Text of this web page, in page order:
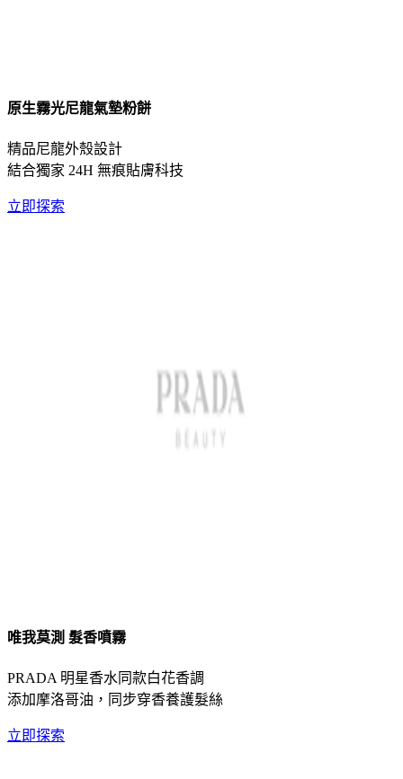
原生霧光尼龍氣墊粉餅
精品尼龍外殼設計
結合獨家 24H 無痕貼膚科技
立即探索
唯我莫測 髮香噴霧
PRADA 明星香水同款白花香調
添加摩洛哥油，同步穿香養護髮絲
立即探索